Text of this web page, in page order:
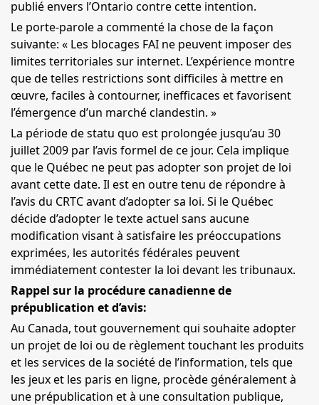
publié envers l’Ontario contre cette intention.
Le porte-parole a commenté la chose de la façon
suivante: « Les blocages FAI ne peuvent imposer des
limites territoriales sur internet. L’expérience montre
que de telles restrictions sont difficiles à mettre en
œuvre, faciles à contourner, inefficaces et favorisent
l’émergence d’un marché clandestin. »
La période de statu quo est prolongée jusqu’au 30
juillet 2009 par l’avis formel de ce jour. Cela implique
que le Québec ne peut pas adopter son projet de loi
avant cette date. Il est en outre tenu de répondre à
l’avis du CRTCavant d’adopter sa loi. Si le Québec
décide d’adopter le texte actuel sans aucune
modification visant à satisfaire les préoccupations
exprimées, les autorités fédérales peuvent
immédiatement contester la loi devant les tribunaux.
Rappel sur la procédure canadienne de
prépublication et d’avis:
Au Canada, tout gouvernement qui souhaite adopter
un projet de loi ou de règlement touchant les produits
et les services de la société de l’information, tels que
les jeux et les paris en ligne, procède généralement à
une prépublication et à une consultation publique,